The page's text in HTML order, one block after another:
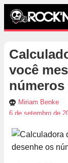
você
números
Miriam Benke
6 de setembro de